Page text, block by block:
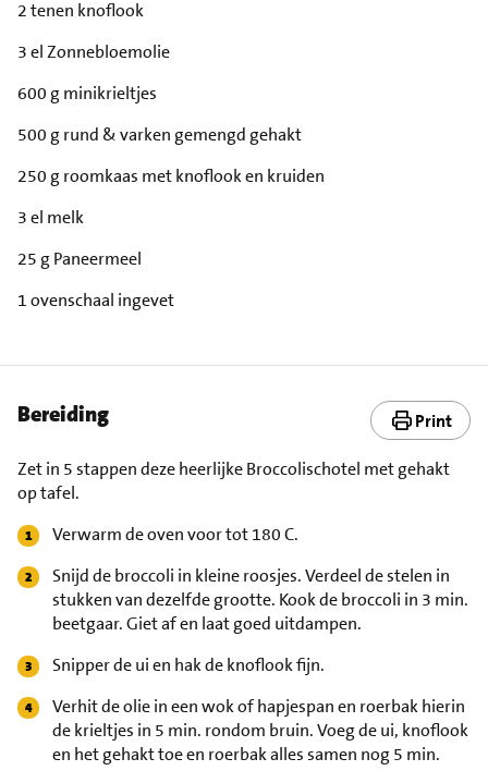
2 tenen knoflook
3 el Zonnebloemolie
600 g minikrieltjes
500 g rund & varken gemengd gehakt
250 g roomkaas met knoflook en kruiden
3 el melk
25 g Paneermeel
1 ovenschaal ingevet
Bereiding Print
Zet in 5 stappen deze heerlijke Broccolischotel met gehakt
op tafel.
Verwarm de oven voor tot 180 C.
Snijd de broccoli in kleine roosjes. Verdeel de stelen in
stukken van dezelfde grootte. Kook de broccoli in 3 min.
beetgaar. Giet af en laat goed uitdampen.
Snipper de ui en hak de knoflook fijn.
Verhit de olie in een wok of hapjespan en roerbak hierin
de krieltjes in 5 min. rondom bruin. Voeg de ui, knoflook
en het gehakt toe en roerbak alles samen nog 5 min.